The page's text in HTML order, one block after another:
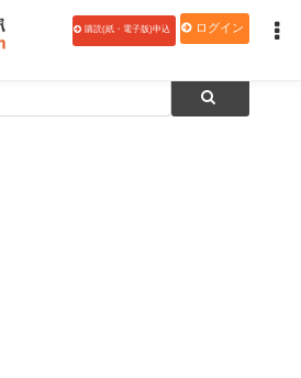
購読(紙・電子版)申込 ログイン